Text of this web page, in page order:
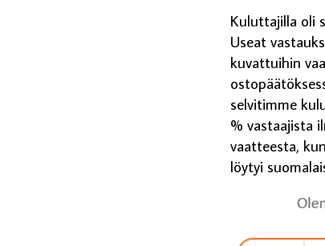
Kuluttajilla oli
Useat
kuvattuihin
selvitimme
% vastaajista
vaatteesta,
löytyi